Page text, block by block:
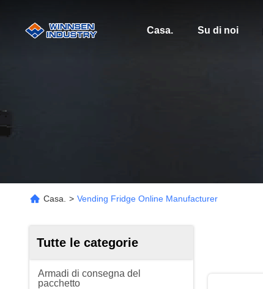
Casa. Su di noi
Casa. > Vending Fridge Online Manufacturer
Tutte le categorie
Armadi di consegna del
pacchetto